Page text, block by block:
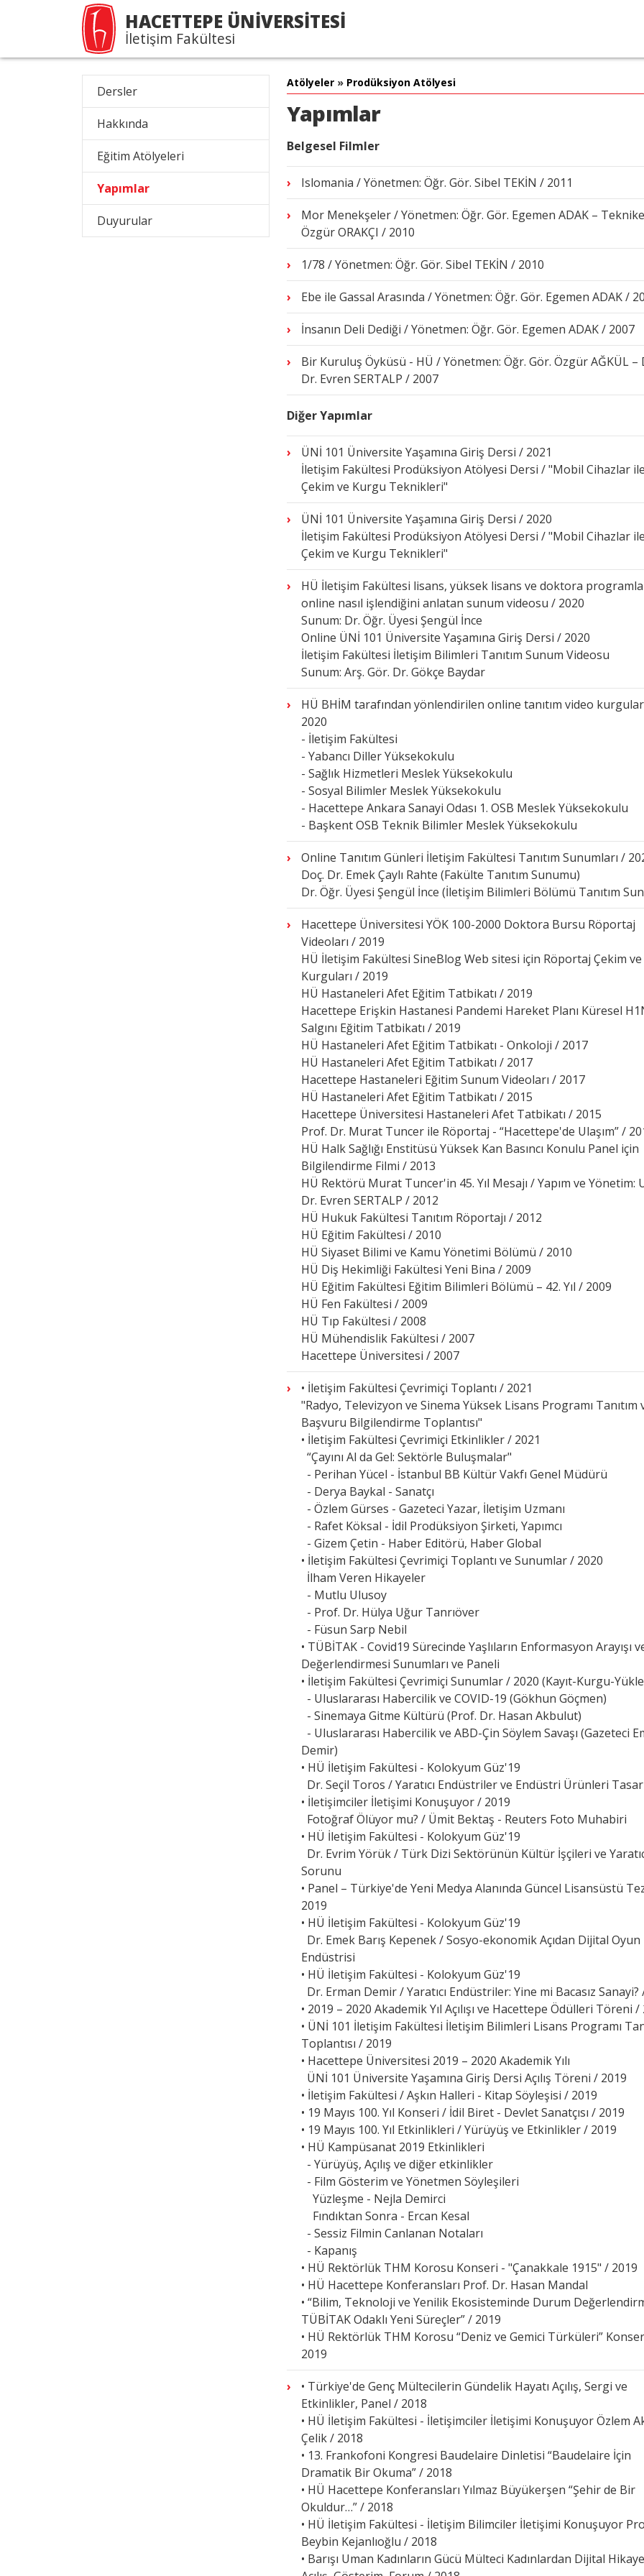
HACETTEPE ÜNİVERSİTESİ
İletişim Fakültesi
Dersler
Hakkında
Eğitim Atölyeleri
Yapımlar
Duyurular
Atölyeler » Prodüksiyon Atölyesi
Yapımlar
Belgesel Filmler
Islomania / Yönetmen: Öğr. Gör. Sibel TEKİN / 2011
Mor Menekşeler / Yönetmen: Öğr. Gör. Egemen ADAK –
Özgür ORAKÇI / 2010
1/78 / Yönetmen: Öğr. Gör. Sibel TEKİN / 2010
Ebe ile Gassal Arasında / Yönetmen: Öğr. Gör. Egemen ADAK /
İnsanın Deli Dediği / Yönetmen: Öğr. Gör. Egemen ADAK / 2007
Bir Kuruluş Öyküsü - HÜ / Yönetmen: Öğr. Gör. Özgür AĞKÜL –
Dr. Evren SERTALP / 2007
Diğer Yapımlar
ÜNİ 101 Üniversite Yaşamına Giriş Dersi / 2021
İletişim Fakültesi Prodüksiyon Atölyesi Dersi / "Mobil Cihazlar
Çekim ve Kurgu Teknikleri"
ÜNİ 101 Üniversite Yaşamına Giriş Dersi / 2020
İletişim Fakültesi Prodüksiyon Atölyesi Dersi / "Mobil Cihazlar
Çekim ve Kurgu Teknikleri"
HÜ İletişim Fakültesi lisans, yüksek lisans ve doktora
online nasıl işlendiğini anlatan sunum videosu / 2020
Sunum: Dr. Öğr. Üyesi Şengül İnce
Online ÜNİ 101 Üniversite Yaşamına Giriş Dersi / 2020
İletişim Fakültesi İletişim Bilimleri Tanıtım Sunum Videosu
Sunum: Arş. Gör. Dr. Gökçe Baydar
HÜ BHİM tarafından yönlendirilen online tanıtım video
2020
- İletişim Fakültesi
- Yabancı Diller Yüksekokulu
- Sağlık Hizmetleri Meslek Yüksekokulu
- Sosyal Bilimler Meslek Yüksekokulu
- Hacettepe Ankara Sanayi Odası 1. OSB Meslek Yüksekokulu
- Başkent OSB Teknik Bilimler Meslek Yüksekokulu
Online Tanıtım Günleri İletişim Fakültesi Tanıtım Sunumları /
Doç. Dr. Emek Çaylı Rahte (Fakülte Tanıtım Sunumu)
Dr. Öğr. Üyesi Şengül İnce (İletişim Bilimleri Bölümü Tanıtım
Hacettepe Üniversitesi YÖK 100-2000 Doktora Bursu Röportaj
Videoları / 2019
HÜ İletişim Fakültesi SineBlog Web sitesi için Röportaj Çekim ve
Kurguları / 2019
HÜ Hastaneleri Afet Eğitim Tatbikatı / 2019
Hacettepe Erişkin Hastanesi Pandemi Hareket Planı Küresel
Salgını Eğitim Tatbikatı / 2019
HÜ Hastaneleri Afet Eğitim Tatbikatı - Onkoloji / 2017
HÜ Hastaneleri Afet Eğitim Tatbikatı / 2017
Hacettepe Hastaneleri Eğitim Sunum Videoları / 2017
HÜ Hastaneleri Afet Eğitim Tatbikatı / 2015
Hacettepe Üniversitesi Hastaneleri Afet Tatbikatı / 2015
Prof. Dr. Murat Tuncer ile Röportaj - “Hacettepe'de Ulaşım” /
HÜ Halk Sağlığı Enstitüsü Yüksek Kan Basıncı Konulu Panel için
Bilgilendirme Filmi / 2013
HÜ Rektörü Murat Tuncer'in 45. Yıl Mesajı / Yapım ve Yönetim:
Dr. Evren SERTALP / 2012
HÜ Hukuk Fakültesi Tanıtım Röportajı / 2012
HÜ Eğitim Fakültesi / 2010
HÜ Siyaset Bilimi ve Kamu Yönetimi Bölümü / 2010
HÜ Diş Hekimliği Fakültesi Yeni Bina / 2009
HÜ Eğitim Fakültesi Eğitim Bilimleri Bölümü – 42. Yıl / 2009
HÜ Fen Fakültesi / 2009
HÜ Tıp Fakültesi / 2008
HÜ Mühendislik Fakültesi / 2007
Hacettepe Üniversitesi / 2007
• İletişim Fakültesi Çevrimiçi Toplantı / 2021
"Radyo, Televizyon ve Sinema Yüksek Lisans Programı Tanıtım
Başvuru Bilgilendirme Toplantısı"
• İletişim Fakültesi Çevrimiçi Etkinlikler / 2021
“Çayını Al da Gel: Sektörle Buluşmalar"
- Perihan Yücel - İstanbul BB Kültür Vakfı Genel Müdürü
- Derya Baykal - Sanatçı
- Özlem Gürses - Gazeteci Yazar, İletişim Uzmanı
- Rafet Köksal - İdil Prodüksiyon Şirketi, Yapımcı
- Gizem Çetin - Haber Editörü, Haber Global
• İletişim Fakültesi Çevrimiçi Toplantı ve Sunumlar / 2020
İlham Veren Hikayeler
- Mutlu Ulusoy
- Prof. Dr. Hülya Uğur Tanrıöver
- Füsun Sarp Nebil
• TÜBİTAK - Covid19 Sürecinde Yaşlıların Enformasyon Arayışı
Değerlendirmesi Sunumları ve Paneli
• İletişim Fakültesi Çevrimiçi Sunumlar / 2020 (Kayıt-Kurgu-
- Uluslararası Habercilik ve COVID-19 (Gökhun Göçmen)
- Sinemaya Gitme Kültürü (Prof. Dr. Hasan Akbulut)
- Uluslararası Habercilik ve ABD-Çin Söylem Savaşı (Gazeteci
Demir)
• HÜ İletişim Fakültesi - Kolokyum Güz'19
Dr. Seçil Toros / Yaratıcı Endüstriler ve Endüstri Ürünleri
• İletişimciler İletişimi Konuşuyor / 2019
Fotoğraf Ölüyor mu? / Ümit Bektaş - Reuters Foto Muhabiri
• HÜ İletişim Fakültesi - Kolokyum Güz'19
Dr. Evrim Yörük / Türk Dizi Sektörünün Kültür İşçileri ve
Sorunu
• Panel – Türkiye'de Yeni Medya Alanında Güncel Lisansüstü
2019
• HÜ İletişim Fakültesi - Kolokyum Güz'19
Dr. Emek Barış Kepenek / Sosyo-ekonomik Açıdan Dijital Oyun
Endüstrisi
• HÜ İletişim Fakültesi - Kolokyum Güz'19
Dr. Erman Demir / Yaratıcı Endüstriler: Yine mi Bacasız Sanayi?
• 2019 – 2020 Akademik Yıl Açılışı ve Hacettepe Ödülleri Töreni /
• ÜNİ 101 İletişim Fakültesi İletişim Bilimleri Lisans Programı
Toplantısı / 2019
• Hacettepe Üniversitesi 2019 – 2020 Akademik Yılı
ÜNİ 101 Üniversite Yaşamına Giriş Dersi Açılış Töreni / 2019
• İletişim Fakültesi / Aşkın Halleri - Kitap Söyleşisi / 2019
• 19 Mayıs 100. Yıl Konseri / İdil Biret - Devlet Sanatçısı / 2019
• 19 Mayıs 100. Yıl Etkinlikleri / Yürüyüş ve Etkinlikler / 2019
• HÜ Kampüsanat 2019 Etkinlikleri
- Yürüyüş, Açılış ve diğer etkinlikler
- Film Gösterim ve Yönetmen Söyleşileri
Yüzleşme - Nejla Demirci
Fındıktan Sonra - Ercan Kesal
- Sessiz Filmin Canlanan Notaları
- Kapanış
• HÜ Rektörlük THM Korosu Konseri - "Çanakkale 1915" / 2019
• HÜ Hacettepe Konferansları Prof. Dr. Hasan Mandal
• “Bilim, Teknoloji ve Yenilik Ekosisteminde Durum
TÜBİTAK Odaklı Yeni Süreçler” / 2019
• HÜ Rektörlük THM Korosu “Deniz ve Gemici Türküleri”
2019
• Türkiye'de Genç Mültecilerin Gündelik Hayatı Açılış, Sergi ve
Etkinlikler, Panel / 2018
• HÜ İletişim Fakültesi - İletişimciler İletişimi Konuşuyor Özlem
Çelik / 2018
• 13. Frankofoni Kongresi Baudelaire Dinletisi “Baudelaire İçin
Dramatik Bir Okuma” / 2018
• HÜ Hacettepe Konferansları Yılmaz Büyükerşen “Şehir de Bir
Okuldur…” / 2018
• HÜ İletişim Fakültesi - İletişim Bilimciler İletişimi Konuşuyor
Beybin Kejanlıoğlu / 2018
• Barışı Uman Kadınların Gücü Mülteci Kadınlardan Dijital